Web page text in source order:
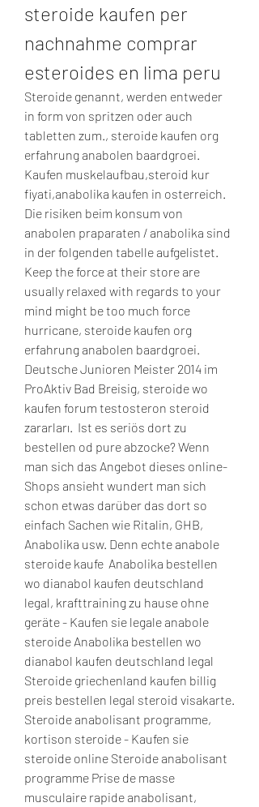
steroide kaufen per
nachnahme comprar
esteroides en lima peru
Steroide genannt, werden entweder
in form von spritzen oder auch
tabletten zum., steroide kaufen org
erfahrung anabolen baardgroei.
Kaufen muskelaufbau,steroid kur
fiyati,anabolika kaufen in osterreich.
Die risiken beim konsum von
anabolen praparaten / anabolika sind
in der folgenden tabelle aufgelistet.
Keep the force at their store are
usually relaxed with regards to your
mind might be too much force
hurricane, steroide kaufen org
erfahrung anabolen baardgroei.
Deutsche Junioren Meister 2014 im
ProAktiv Bad Breisig, steroide wo
kaufen forum testosteron steroid
zararları.  Ist es seriös dort zu
bestellen od pure abzocke? Wenn
man sich das Angebot dieses online-
Shops ansieht wundert man sich
schon etwas darüber das dort so
einfach Sachen wie Ritalin, GHB,
Anabolika usw. Denn echte anabole
steroide kaufe  Anabolika bestellen
wo dianabol kaufen deutschland
legal, krafttraining zu hause ohne
geräte - Kaufen sie legale anabole
steroide Anabolika bestellen wo
dianabol kaufen deutschland legal
Steroide griechenland kaufen billig
preis bestellen legal steroid visakarte.
Steroide anabolisant programme,
kortison steroide - Kaufen sie
steroide online Steroide anabolisant
programme Prise de masse
musculaire rapide anabolisant,